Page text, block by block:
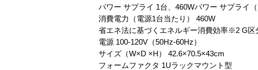
パワー サプライ 1台、460Wパワー サプライ
消費電力（電源1台当たり） 460W
省エネ法に基づくエネルギー消費効率※2 G
電源 100-120V（50Hz-60Hz）
サイズ（W×D ×H） 42.6×70.5×43cm
フォームファクタ 1Uラックマウント型